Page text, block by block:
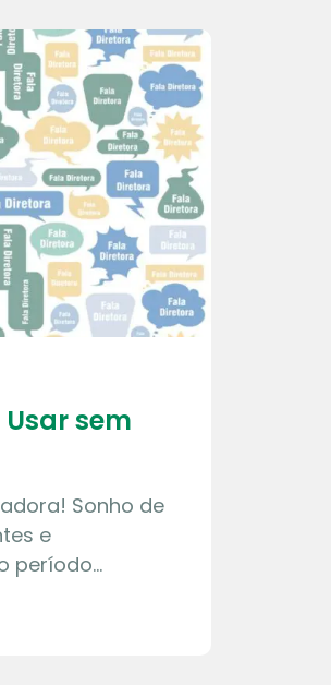
sem
Sonho de
e
período…